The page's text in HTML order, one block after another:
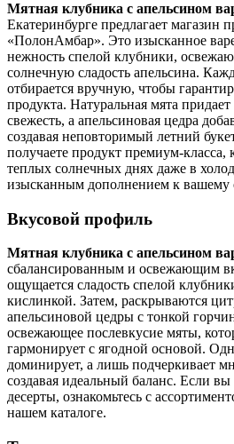
Мятная клубника с апельсином
Екатеринбурге предлагает магазин
«ПолонАмбар». Это изысканное
нежность спелой клубники,
солнечную сладость апельсина.
отбирается вручную, чтобы
продукта. Натуральная мята
свежесть, а апельсиновая цедра
создавая неповторимый летний
получаете продукт премиум-
теплых солнечных днях даже в
изысканным дополнением к вашему
Вкусовой профиль
Мятная клубника с апельсином
сбалансированным и освежающим
ощущается сладость спелой
кислинкой. Затем, раскрываются
апельсиновой цедры с тонкой
освежающее послевкусие мяты,
гармонирует с ягодной основой.
доминирует, а лишь подчеркивает
создавая идеальный баланс. Если
десерты, ознакомьтесь с
нашем каталоге.